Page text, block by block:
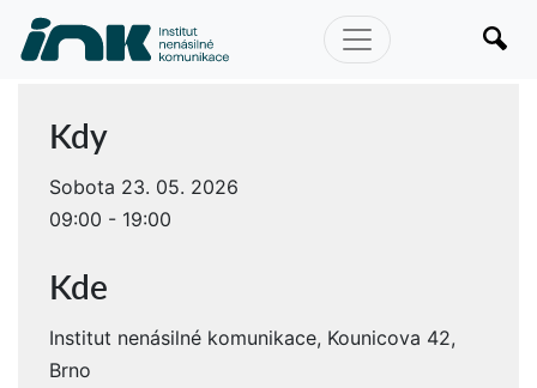
Kdy
Sobota 23. 05. 2026
09:00 - 19:00
Kde
Institut nenásilné komunikace, Kounicova 42,
Brno